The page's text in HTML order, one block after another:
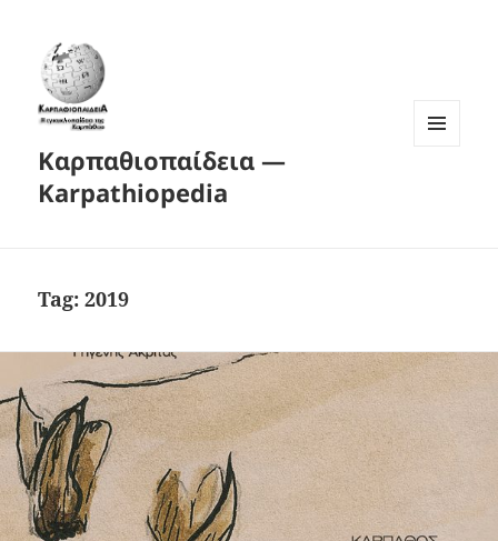
Καρπαθιοπαίδεια —
Karpathiopedia
Tag:2019